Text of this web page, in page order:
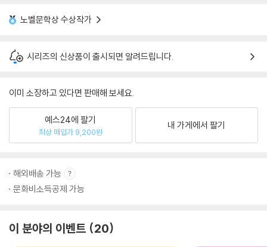
노벨문학상 수상작가
시리즈의 신상품이 출시되면 알려드립니다.
이미 소장하고 있다면 판매해 보세요.
예스24에 팔기
최상 매입가 9,200원
내 가게에서 팔기
해외배송 가능
문화비소득공제 가능
이 분야의 이벤트 20